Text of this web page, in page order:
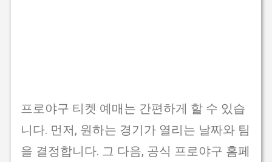
프로야구 티켓 예매는 간편하게 할 수 있습
니다. 먼저, 원하는 경기가 열리는 날짜와 팀
을 결정합니다. 그 다음, 공식 프로야구 홈페